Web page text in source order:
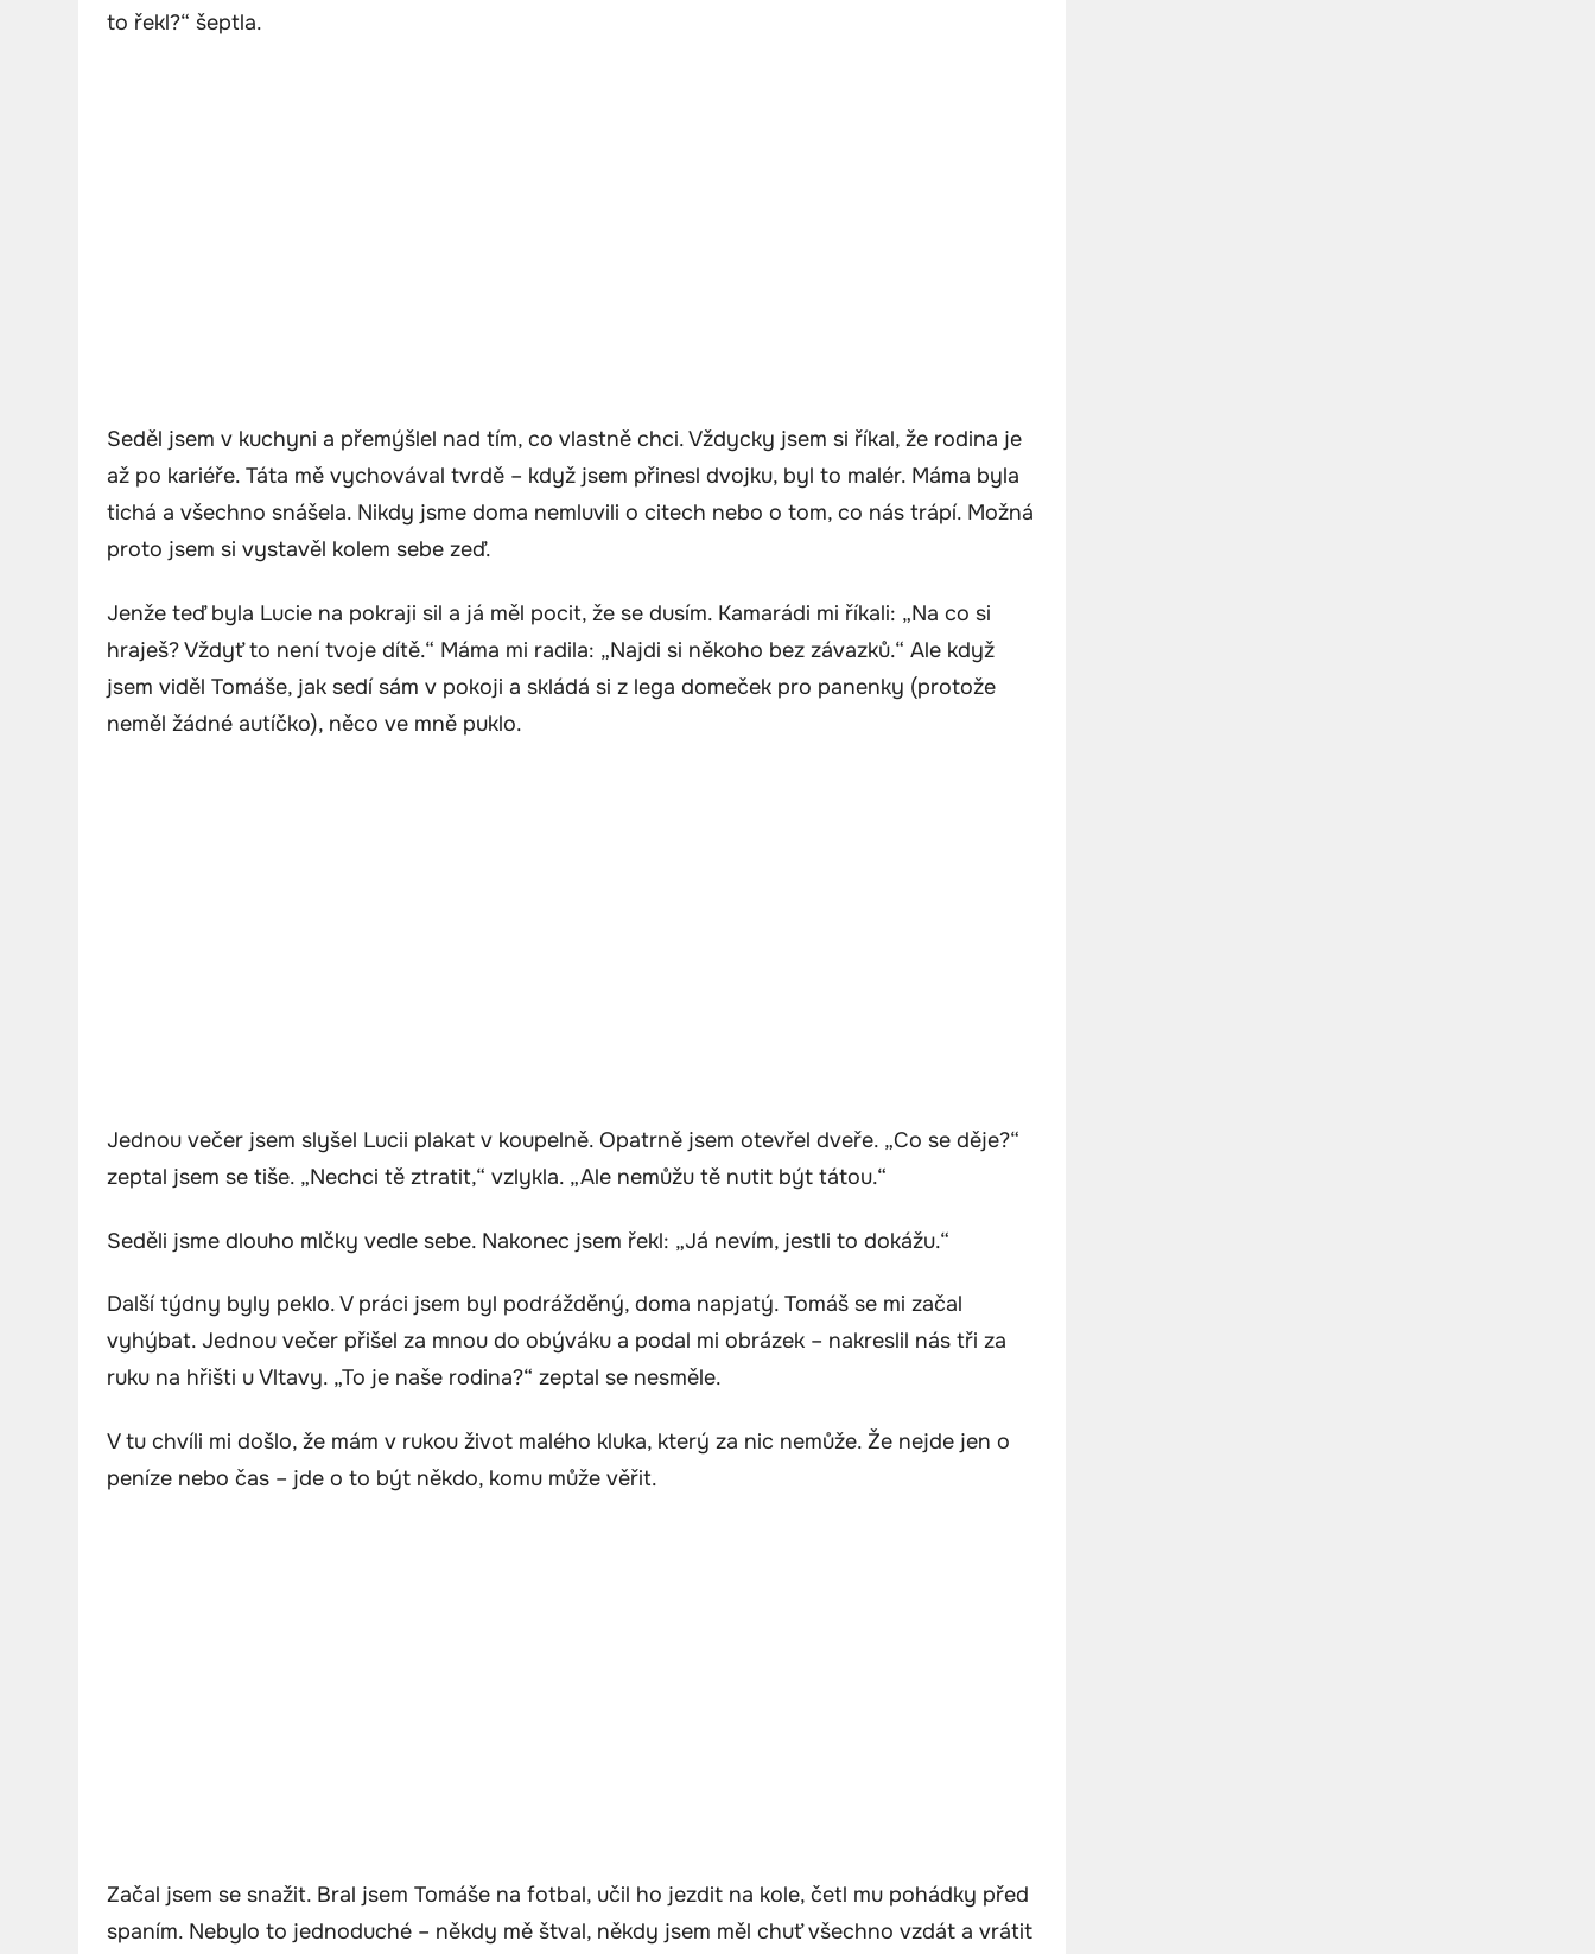
to řekl?“ šeptla.
Seděl jsem v kuchyni a přemýšlel nad tím, co vlastně chci. Vždycky jsem si říkal, že rodina je
až po kariéře. Táta mě vychovával tvrdě – když jsem přinesl dvojku, byl to malér. Máma byla
tichá a všechno snášela. Nikdy jsme doma nemluvili o citech nebo o tom, co nás trápí. Možná
proto jsem si vystavěl kolem sebe zeď.
Jenže teď byla Lucie na pokraji sil a já měl pocit, že se dusím. Kamarádi mi říkali: „Na co si
hraješ? Vždyť to není tvoje dítě.“ Máma mi radila: „Najdi si někoho bez závazků.“ Ale když
jsem viděl Tomáše, jak sedí sám v pokoji a skládá si z lega domeček pro panenky (protože
neměl žádné autíčko), něco ve mně puklo.
Jednou večer jsem slyšel Lucii plakat v koupelně. Opatrně jsem otevřel dveře. „Co se děje?“
zeptal jsem se tiše. „Nechci tě ztratit,“ vzlykla. „Ale nemůžu tě nutit být tátou.“
Seděli jsme dlouho mlčky vedle sebe. Nakonec jsem řekl: „Já nevím, jestli to dokážu.“
Další týdny byly peklo. V práci jsem byl podrážděný, doma napjatý. Tomáš se mi začal
vyhýbat. Jednou večer přišel za mnou do obýváku a podal mi obrázek – nakreslil nás tři za
ruku na hřišti u Vltavy. „To je naše rodina?“ zeptal se nesměle.
V tu chvíli mi došlo, že mám v rukou život malého kluka, který za nic nemůže. Že nejde jen o
peníze nebo čas – jde o to být někdo, komu může věřit.
Začal jsem se snažit. Bral jsem Tomáše na fotbal, učil ho jezdit na kole, četl mu pohádky před
spaním. Nebylo to jednoduché – někdy mě štval, někdy jsem měl chuť všechno vzdát a vrátit